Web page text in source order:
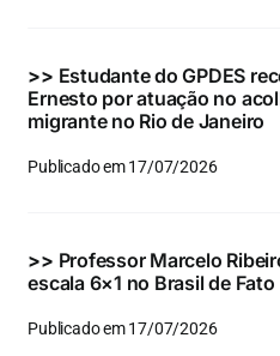
para:
>> Estudante do GPDES
Ernesto por atuação no
migrante no Rio de Janeiro
Publicado em 17/07/2026
>> Professor Marcelo
escala 6×1 no Brasil de Fato
Publicado em 17/07/2026